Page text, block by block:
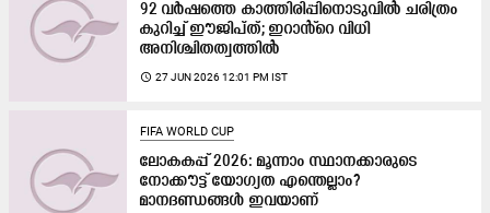
92 വർഷത്തെ കാത്തിരിപ്പിനൊടുവിൽ ചരിത്രം
കുറിച്ച് ഈജിപ്ത്; ഇറാൻ്റെ വിധി
അനിശ്ചിതത്വത്തിൽ
access_time 27 JUN 2026 12:01 PM IST
FIFA WORLD CUP
ലോകകപ്പ് 2026: മൂന്നാം സ്ഥാനക്കാരുടെ
നോക്കൗട്ട് യോഗ്യത എന്തെല്ലാം?
മാനദണ്ഡങ്ങൾ ഇവയാണ്